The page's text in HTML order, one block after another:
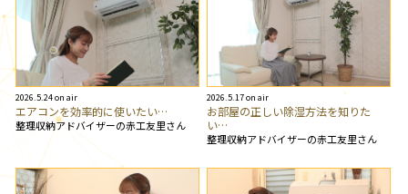
2026.5.24 on air
エアコンを効率的に使いたい…
整理収納アドバイザーの赤工友里さん
2026.5.17 on air
お部屋の正しい除湿方法を知りた
い…
整理収納アドバイザーの赤工友里さん